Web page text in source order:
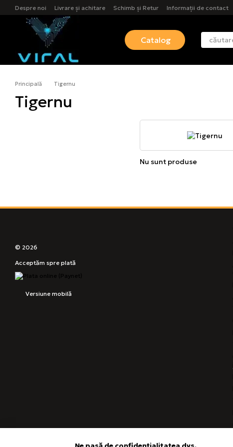
Mergi la conținutul principal
Despre noi Livrare și achitare Schimb și Retur Informații de contact
Catalog
Principală Tigernu
Tigernu
Nu sunt produse
© 2026
Acceptăm spre plată
Versiune mobilă